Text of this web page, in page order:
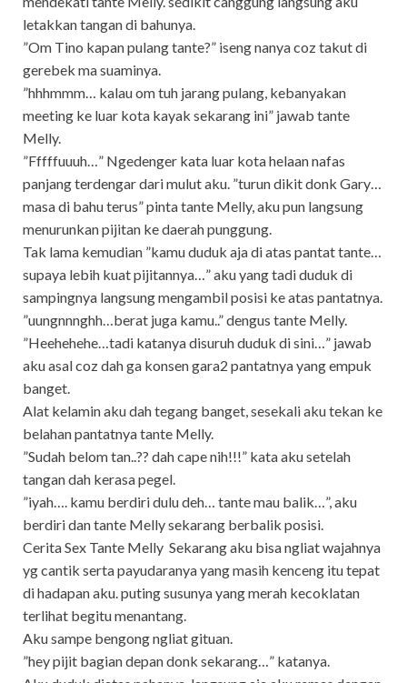
letakkan tangan di bahunya.
”Om Tino kapan pulang tante?” iseng nanya coz takut di
gerebek ma suaminya.
”hhhmmm… kalau om tuh jarang pulang, kebanyakan
meeting ke luar kota kayak sekarang ini” jawab tante
Melly.
”Fffffuuuh…” Ngedenger kata luar kota helaan nafas
panjang terdengar dari mulut aku. ”turun dikit donk Gary…
masa di bahu terus” pinta tante Melly, aku pun langsung
menurunkan pijitan ke daerah punggung.
Tak lama kemudian ”kamu duduk aja di atas pantat tante…
supaya lebih kuat pijitannya…” aku yang tadi duduk di
sampingnya langsung mengambil posisi ke atas pantatnya.
”uungnnnghh…berat juga kamu..” dengus tante Melly.
”Heehehehe…tadi katanya disuruh duduk di sini…” jawab
aku asal coz dah ga konsen gara2 pantatnya yang empuk
banget.
Alat kelamin aku dah tegang banget, sesekali aku tekan ke
belahan pantatnya tante Melly.
”Sudah belom tan..?? dah cape nih!!!” kata aku setelah
tangan dah kerasa pegel.
”iyah…. kamu berdiri dulu deh… tante mau balik…”, aku
berdiri dan tante Melly sekarang berbalik posisi.
Cerita Sex Tante Melly Sekarang aku bisa ngliat wajahnya
yg cantik serta payudaranya yang masih kenceng itu tepat
di hadapan aku. puting susunya yang merah kecoklatan
terlihat begitu menantang.
Aku sampe bengong ngliat gituan.
”hey pijit bagian depan donk sekarang…” katanya.